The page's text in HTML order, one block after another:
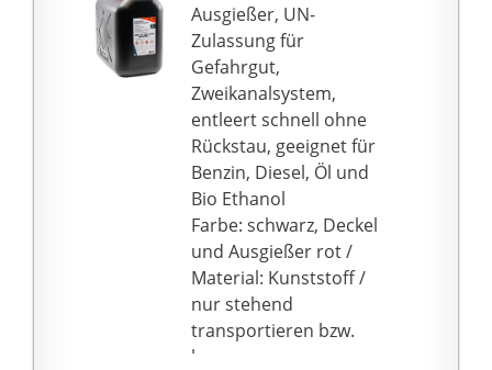
Maße T x B x H (mm):
178 x 365 x 435;
Gewicht 1100g; Farbe:
schwarz
Ausgießer, UN-
Zulassung für
Gefahrgut,
Zweikanalsystem,
entleert schnell ohne
Rückstau, geeignet für
Benzin, Diesel, Öl und
Bio Ethanol
Farbe: schwarz, Deckel
und Ausgießer rot /
Material: Kunststoff /
nur stehend
transportieren bzw.
lagern